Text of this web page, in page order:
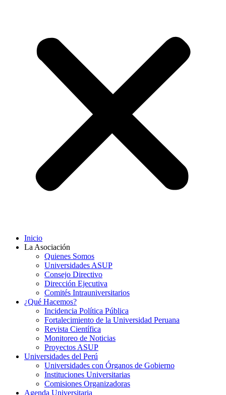
Inicio
La Asociación
Quienes Somos
Universidades ASUP
Consejo Directivo
Dirección Ejecutiva
Comités Intrauniversitarios
¿Qué Hacemos?
Incidencia Política Pública
Fortalecimiento de la Universidad Peruana
Revista Científica
Monitoreo de Noticias
Proyectos ASUP
Universidades del Perú
Universidades con Órganos de Gobierno
Instituciones Universitarias
Comisiones Organizadoras
Agenda Universitaria